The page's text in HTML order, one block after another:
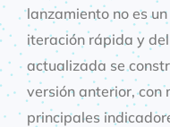
lanzamiento no es
iteración rápida y
actualizada se
versión anterior, con
principales